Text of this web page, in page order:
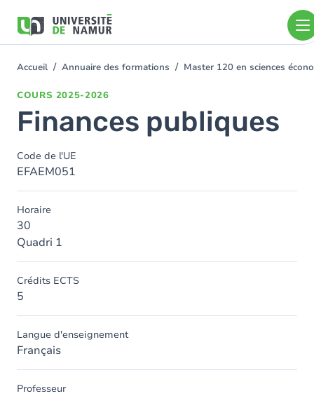
contenu
You
Accueil Annuaire des formations Master 120 en sciences
COURS 2025-2026
Finances publiques
Code de l'UE
EFAEM051
Horaire
30
Quadri 1
Crédits ECTS
5
Langue d'enseignement
Français
Professeur